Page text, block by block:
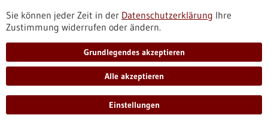
Pressemitteilung - 29.06.2026
Wie Hautzellen Stress erkennen: Forschende
entdecken Aktivierungsort eines wichtigen
Immunrezeptors
Fetttröpfchen in den Hautzellen dienen als Schaltstelle: Der
wichtige Immunrezeptor NLRP10 wird bei Zellstress an
sogenannten Lipid Droplets aktiviert, kleinen Fetttröpfchen
innerhalb der Zelle. Forschende der Uni Hohenheim in
Sie können jeder Zeit in der Datenschutzerklärung Ihre
Zustimmung widerrufen oder ändern.
Grundlegendes akzeptieren
Alle akzeptieren
Einstellungen